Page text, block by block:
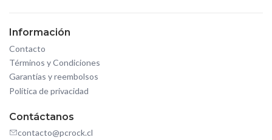
Información
Contacto
Términos y Condiciones
Garantías y reembolsos
Política de privacidad
Contáctanos
contacto@pcrock.cl